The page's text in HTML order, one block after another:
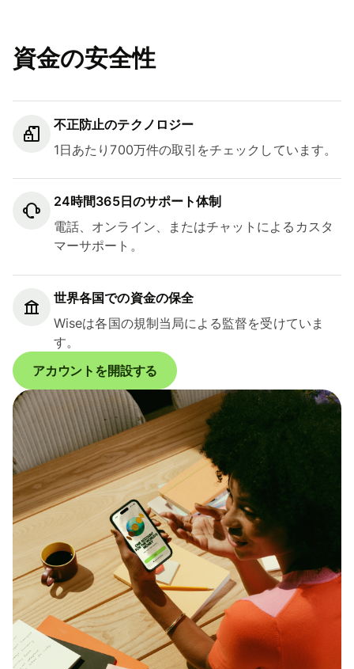
資金の安全性
不正防止のテクノロジー
1日あたり700万件の取引をチェックしています。
24時間365日のサポート体制
電話、オンライン、またはチャットによるカスタ
マーサポート。
世界各国での資金の保全
Wiseは各国の規制当局による監督を受けていま
す。
アカウントを開設する